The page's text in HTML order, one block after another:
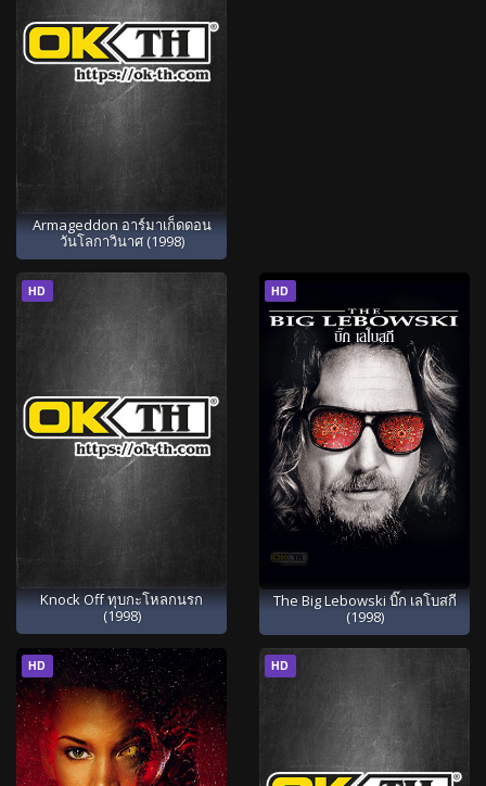
Armageddon อาร์มาเก็ดดอน
วันโลกาวินาศ (1998)
HD
Knock Off ทุบกะโหลกนรก
(1998)
HD
The Big Lebowski บิ๊ก เลโบสกี
(1998)
HD HD